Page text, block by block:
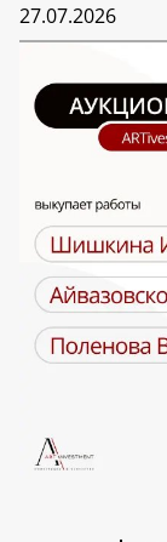
27.07.2026